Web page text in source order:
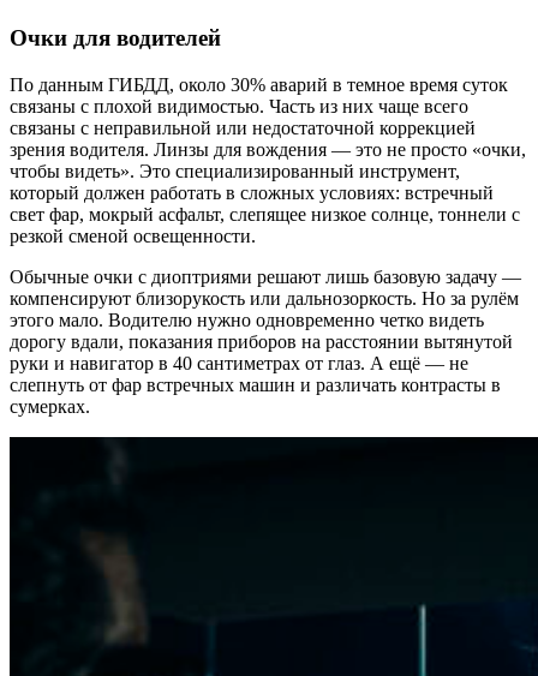
Очки для водителей
По данным ГИБДД, около 30% аварий в темное время суток
связаны с плохой видимостью. Часть из них чаще всего
связаны с неправильной или недостаточной коррекцией
зрения водителя. Линзы для вождения — это не просто «очки,
чтобы видеть». Это специализированный инструмент,
который должен работать в сложных условиях: встречный
свет фар, мокрый асфальт, слепящее низкое солнце, тоннели с
резкой сменой освещенности.
Обычные очки с диоптриями решают лишь базовую задачу —
компенсируют близорукость или дальнозоркость. Но за рулём
этого мало. Водителю нужно одновременно четко видеть
дорогу вдали, показания приборов на расстоянии вытянутой
руки и навигатор в 40 сантиметрах от глаз. А ещё — не
слепнуть от фар встречных машин и различать контрасты в
сумерках.